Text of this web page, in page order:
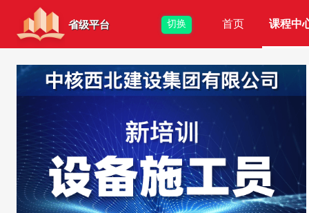
省级平台 切换 首页 课程中